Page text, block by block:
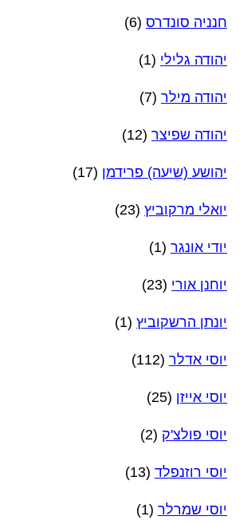
חנניה סונדרס (6)
יהודה גלילי (1)
יהודה מילר (7)
יהודה שפיצר (12)
יהושע (שיעה) פרידמן (17)
יואלי מרקוביץ (23)
יודי אונגר (1)
יוחנן אורי (23)
יונתן הרשקוביץ (1)
יוסי אדלר (112)
יוסי אייזן (25)
יוסי פולצ'ק (2)
יוסי רוזנפלד (13)
יוסי שמרלר (1)